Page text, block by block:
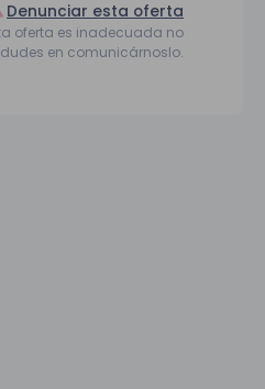
Denunciar esta oferta
oferta es inadecuada no
dudes en comunicárnoslo.